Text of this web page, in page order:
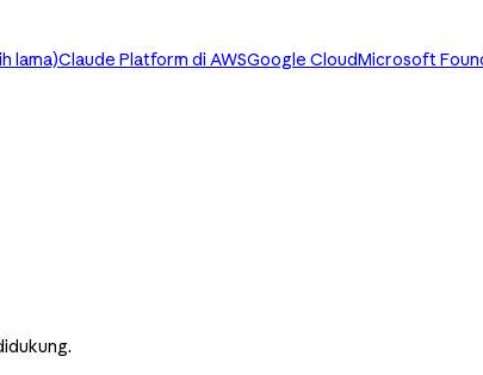
lama)Claude Platform di AWSGoogle CloudMicrosoft